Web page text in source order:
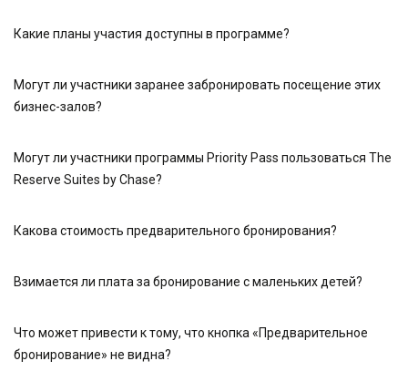
Какие планы участия доступны в программе?
Могут ли участники заранее забронировать посещение этих
бизнес-залов?
Могут ли участники программы Priority Pass пользоваться The
Reserve Suites by Chase?
Какова стоимость предварительного бронирования?
Взимается ли плата за бронирование с маленьких детей?
Что может привести к тому, что кнопка «Предварительное
бронирование» не видна?